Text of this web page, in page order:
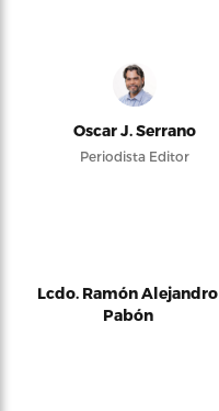
Oscar J. Serrano
Periodista Editor
Lcdo. Ramón Alejandro
Pabón